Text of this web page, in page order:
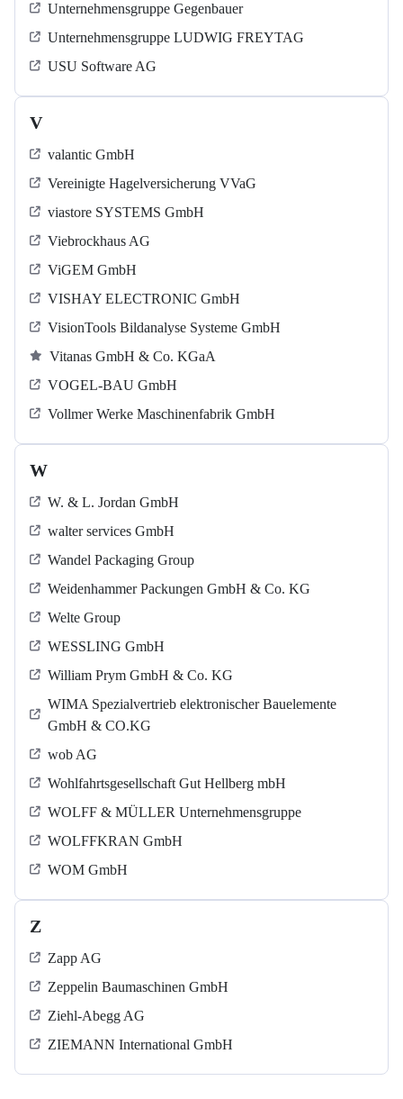
Unternehmensgruppe Gegenbauer
Unternehmensgruppe LUDWIG FREYTAG
USU Software AG
V
valantic GmbH
Vereinigte Hagelversicherung VVaG
viastore SYSTEMS GmbH
Viebrockhaus AG
ViGEM GmbH
VISHAY ELECTRONIC GmbH
VisionTools Bildanalyse Systeme GmbH
Vitanas GmbH & Co. KGaA
VOGEL-BAU GmbH
Vollmer Werke Maschinenfabrik GmbH
W
W. & L. Jordan GmbH
walter services GmbH
Wandel Packaging Group
Weidenhammer Packungen GmbH & Co. KG
Welte Group
WESSLING GmbH
William Prym GmbH & Co. KG
WIMA Spezialvertrieb elektronischer Bauelemente
GmbH & CO.KG
wob AG
Wohlfahrtsgesellschaft Gut Hellberg mbH
WOLFF & MÜLLER Unternehmensgruppe
WOLFFKRAN GmbH
WOM GmbH
Z
Zapp AG
Zeppelin Baumaschinen GmbH
Ziehl-Abegg AG
ZIEMANN International GmbH